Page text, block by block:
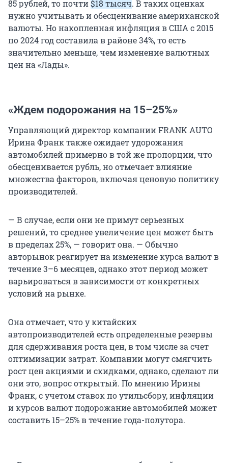
85 рублей, то почти$18 тысяч. В таких оценках
нужно учитывать и обесценивание американской
валюты. Но накопленная инфляция в США с 2015
по 2024 год составила в районе 34%, то есть
значительно меньше, чем изменение валютных
цен на «Лады».
«Ждем подорожания на 15–25%»
Управляющий директор компании FRANK AUTO
Ирина Франк также ожидает удорожания
автомобилей примерно в той же пропорции, что
обесценивается рубль, но отмечает влияние
множества факторов, включая ценовую политику
производителей.
— В случае, если они не примут серьезных
решений, то среднее увеличение цен может быть
в пределах 25%, — говорит она. — Обычно
авторынок реагирует на изменение курса валют в
течение 3–6 месяцев, однако этот период может
варьироваться в зависимости от конкретных
условий на рынке.
Она отмечает, что у китайских
автопроизводителей есть определенные резервы
для сдерживания роста цен, в том числе за счет
оптимизации затрат. Компании могут смягчить
рост цен акциями и скидками, однако, сделают ли
они это, вопрос открытый. По мнению Ирины
Франк, с учетом ставок по утильсбору, инфляции
и курсов валют подорожание автомобилей может
составить 15–25% в течение года-полутора.